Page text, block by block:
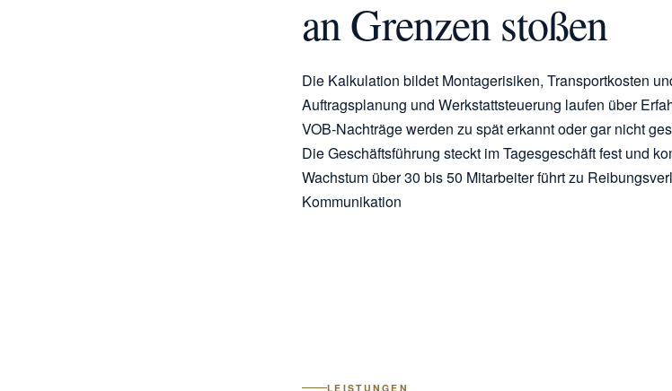
an Grenzen stoßen
Die Kalkulation bildet Montagerisiken, Transportkosten
Auftragsplanung und Werkstattsteuerung laufen über
VOB-Nachträge werden zu spät erkannt oder gar nicht
Die Geschäftsführung steckt im Tagesgeschäft fest und
Wachstum über 30 bis 50 Mitarbeiter führt zu
Kommunikation
LEISTUNGEN